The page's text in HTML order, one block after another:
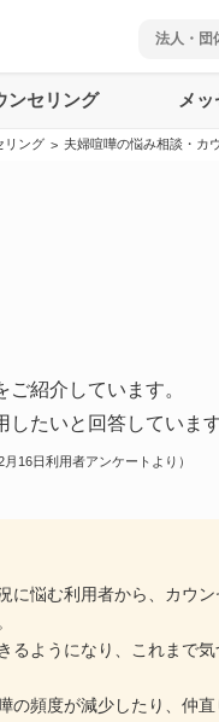
法人・団
ンセリング メ
リング > 夫婦喧嘩の悩み相談・カ
紹介しています。
たいと回答しています
月16日利用者アンケートより）
に悩む利用者から、カウン
るようになり、これまで気
の頻度が減少したり、仲